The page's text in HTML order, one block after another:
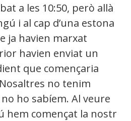
a les 10:50, però allà
i al cap d’una estona
ja havien marxat
havien enviat un
que començaria
no tenim
ho sabíem. Al veure
hem començat la nostra